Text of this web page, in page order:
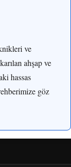
ve
ahşap ve
hassas
göz